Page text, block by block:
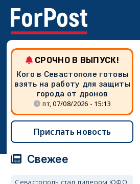
СРОЧНО В ВЫПУСК!
Кого в Севастополе готовы
взять на работу для защиты
города от дронов
пт, 07/08/2026 - 15:13
Прислать новость
Свежее
Севастополь стал лидером ЮФО